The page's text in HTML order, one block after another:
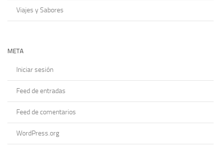
Viajes y Sabores
META
Iniciar sesión
Feed de entradas
Feed de comentarios
WordPress.org